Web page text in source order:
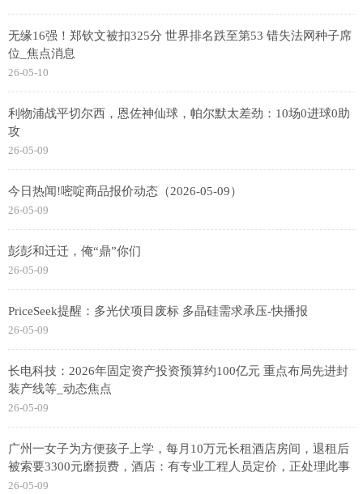
无缘16强！郑钦文被扣325分 世界排名跌至第53 错失法网种子席
位_焦点消息
26-05-10
利物浦战平切尔西，恩佐神仙球，帕尔默太差劲：10场0进球0助
攻
26-05-09
今日热闻!嘧啶商品报价动态（2026-05-09）
26-05-09
彭彭和迁迁，俺“鼎”你们
26-05-09
PriceSeek提醒：多光伏项目废标 多晶硅需求承压-快播报
26-05-09
长电科技：2026年固定资产投资预算约100亿元 重点布局先进封
装产线等_动态焦点
26-05-09
广州一女子为方便孩子上学，每月10万元长租酒店房间，退租后
被索要3300元磨损费，酒店：有专业工程人员定价，正处理此事
26-05-09